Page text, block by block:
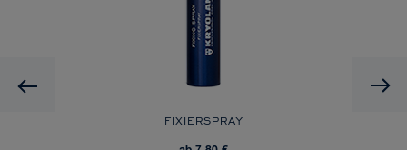
Previous
FIXIERSPRAY